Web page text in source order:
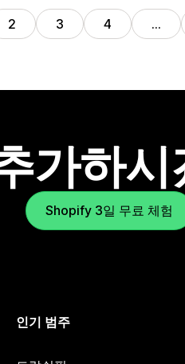
2 3 4 …
가하
Shopify 3일 무료 체험
인기 범주